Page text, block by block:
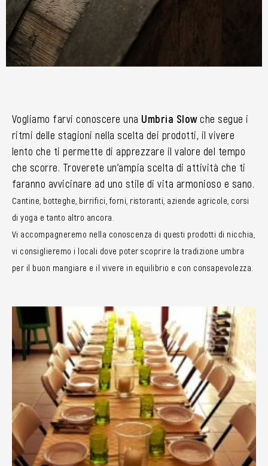
Vogliamo farvi conoscere una Umbria Slowche segue i
ritmi delle stagioni nella scelta dei prodotti, il vivere
lento che ti permette di apprezzare il valore del tempo
che scorre. Troverete un’ampia scelta di attività che ti
faranno avvicinare ad uno stile di vita armonioso e sano.
Cantine, botteghe, birrifici, forni, ristoranti, aziende agricole, corsi
di yoga e tanto altro ancora.
Vi accompagneremo nella conoscenza di questi prodotti di nicchia,
vi consiglieremo i locali dove poter scoprire la tradizione umbra
per il buon mangiare e il vivere in equilibrio e con consapevolezza.